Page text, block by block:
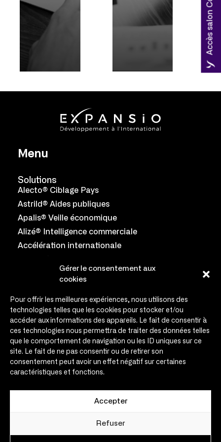
Gérer le consentement aux
cookies
Pour offrir les meilleures expériences, nous utilisons des
technologies telles que les cookies pour stocker et/ou
accéder aux informations des appareils. Le fait de consentir à
ces technologies nous permettra de traiter des données telles
que le comportement de navigation ou les ID uniques sur ce
site. Le fait de ne pas consentir ou de retirer son
consentement peut avoir un effet négatif sur certaines
caractéristiques et fonctions.
Accepter
Refuser
Accès salon Coryllis
Menu
Solutions
Alecto® Ciblage Pays
Astrild® Aides publiques
Apalis® Veille économique
Alizé® Intelligence commerciale
Accélération internationale
Témoignages
Infos & médias
Agenda
Contact
Contact
Expansio – 30 rue de Metz
31000 Toulouse – France
Nous suivre
sur les réseaux sociaux